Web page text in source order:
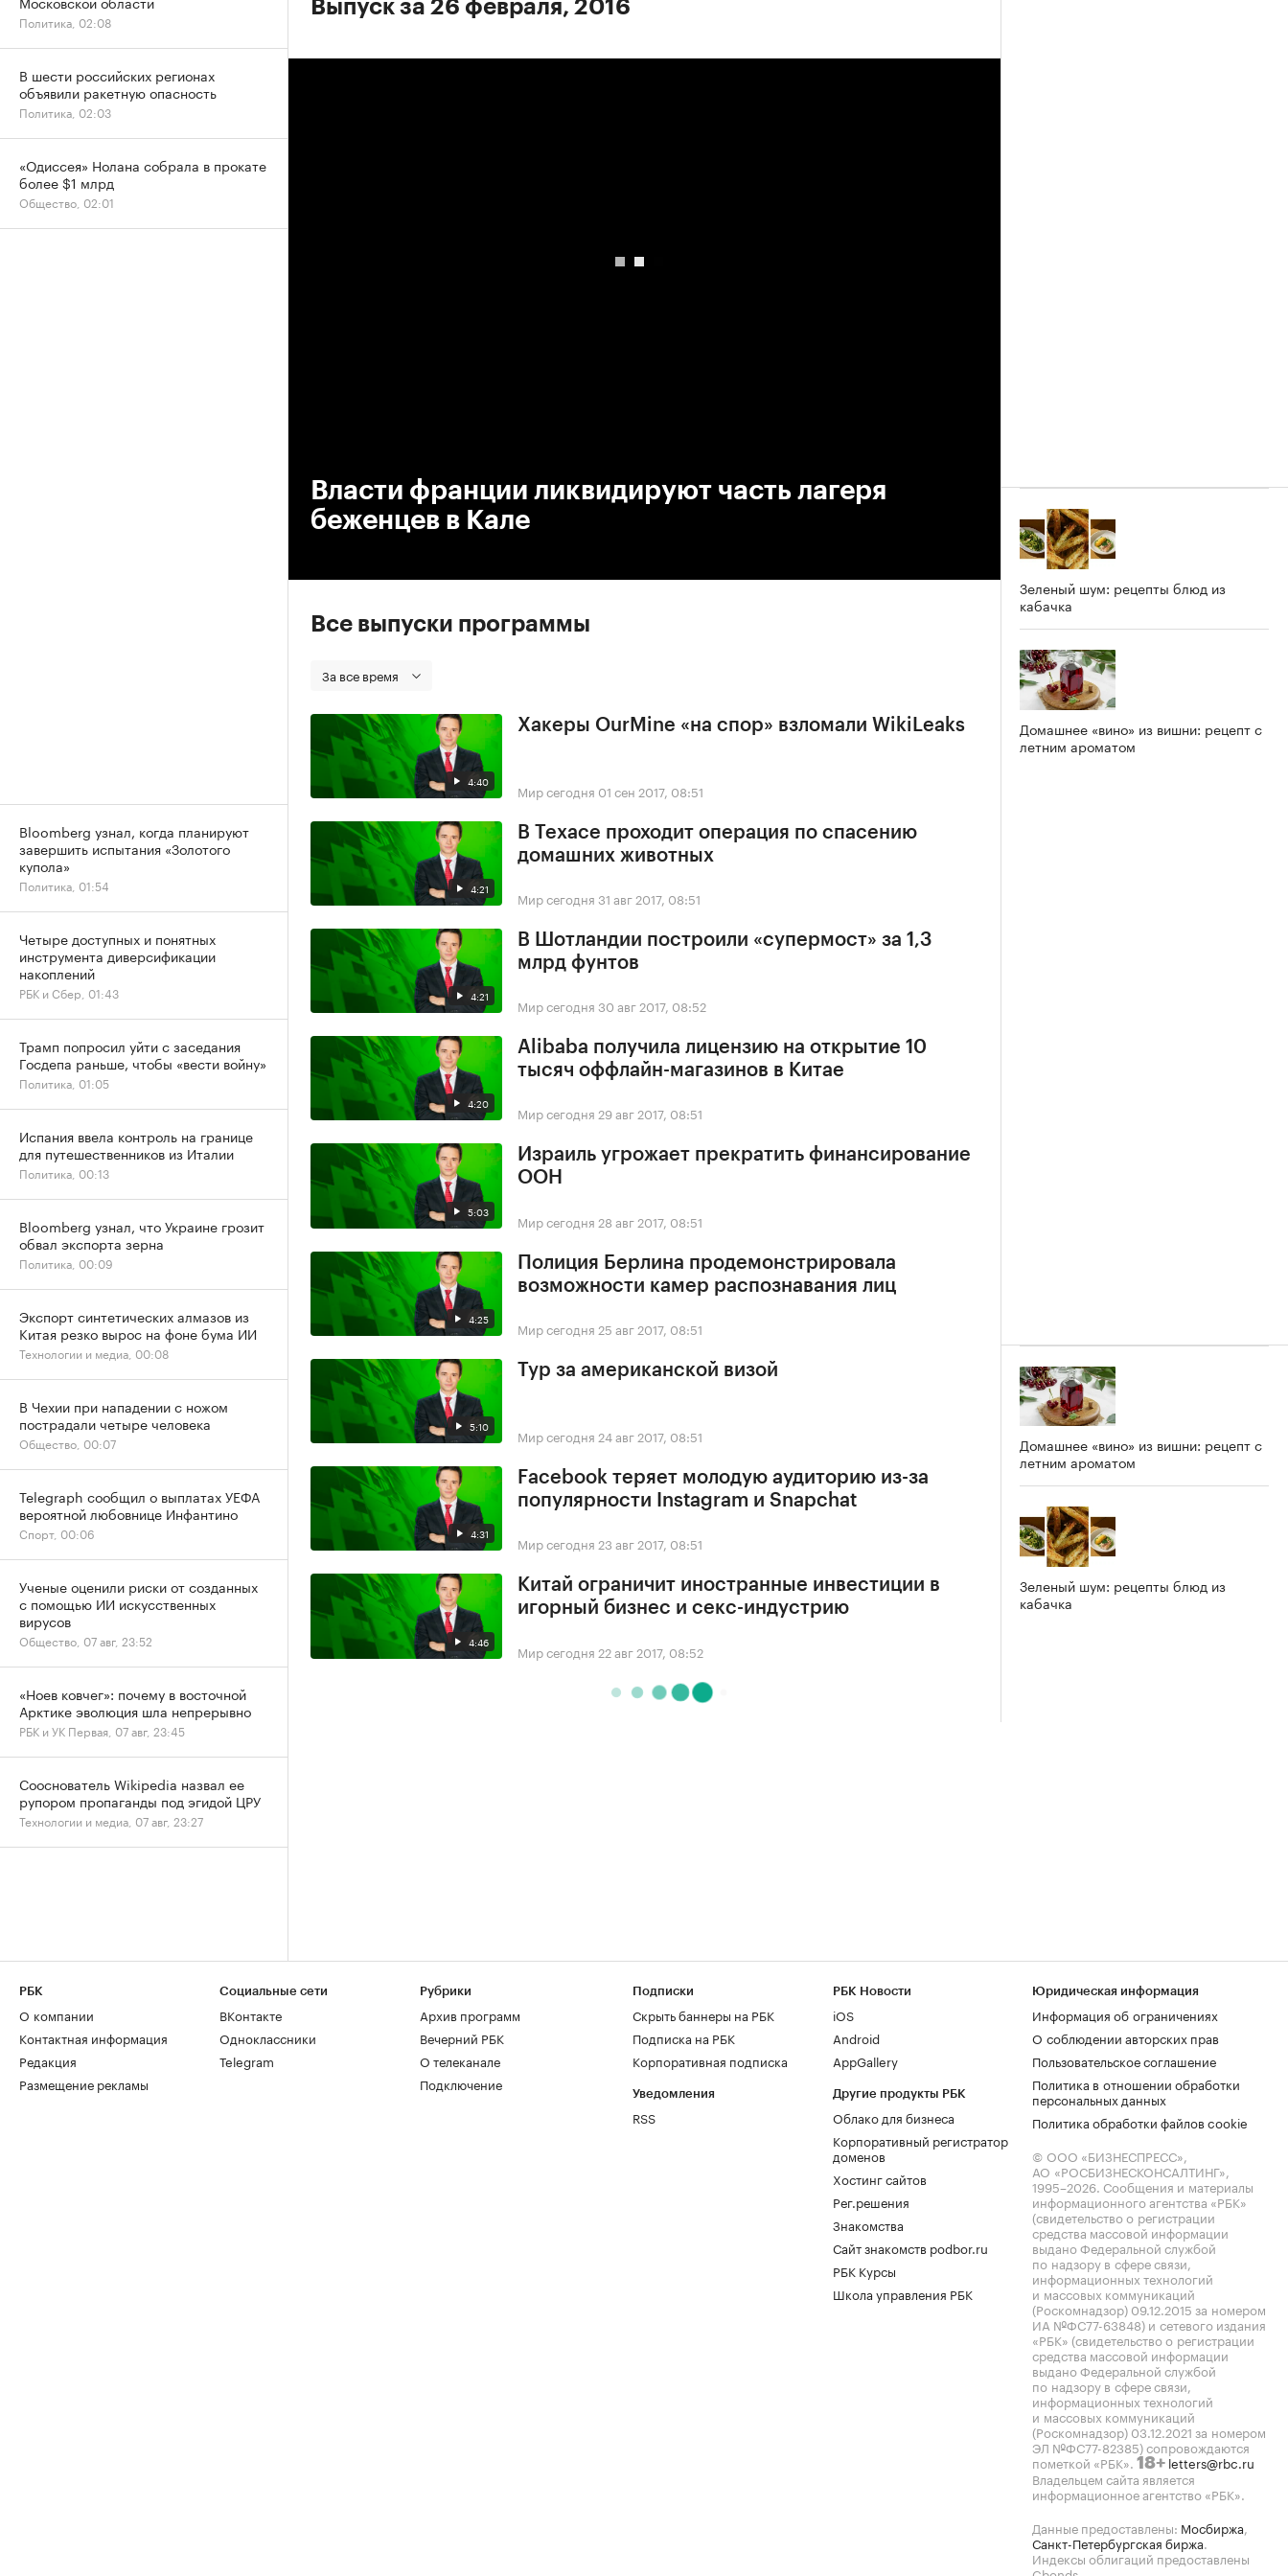
Выпуск за 26 февраля, 2016
Власти франции ликвидируют часть лагеря
беженцев в Кале
Все выпуски программы
За все время
4:40
Хакеры OurMine «на спор» взломали WikiLeaks
Мир сегодня 01 сен 2017, 08:51
4:21
В Техасе проходит операция по спасению
домашних животных
Мир сегодня 31 авг 2017, 08:51
4:21
В Шотландии построили «супермост» за 1,3
млрд фунтов
Мир сегодня 30 авг 2017, 08:52
4:20
Alibaba получила лицензию на открытие 10
тысяч оффлайн-магазинов в Китае
Мир сегодня 29 авг 2017, 08:51
5:03
Израиль угрожает прекратить финансирование
ООН
Мир сегодня 28 авг 2017, 08:51
4:25
Полиция Берлина продемонстрировала
возможности камер распознавания лиц
Мир сегодня 25 авг 2017, 08:51
5:10
Тур за американской визой
Мир сегодня 24 авг 2017, 08:51
4:31
Facebook теряет молодую аудиторию из-за
популярности Instagram и Snapchat
Мир сегодня 23 авг 2017, 08:51
4:46
Китай ограничит иностранные инвестиции в
игорный бизнес и секс-индустрию
Мир сегодня 22 авг 2017, 08:52
Зеленый шум: рецепты блюд из
кабачка
Домашнее «вино» из вишни: рецепт с
летним ароматом
Домашнее «вино» из вишни: рецепт с
летним ароматом
Зеленый шум: рецепты блюд из
кабачка
Политика, 02:08
В шести российских регионах
объявили ракетную опасность
Политика, 02:03
«Одиссея» Нолана собрала в прокате
более $1 млрд
Общество, 02:01
Bloomberg узнал, когда планируют
завершить испытания «Золотого
купола»
Политика, 01:54
Четыре доступных и понятных
инструмента диверсификации
накоплений
РБК и Сбер, 01:43
Трамп попросил уйти с заседания
Госдепа раньше, чтобы «вести войну»
Политика, 01:05
Испания ввела контроль на границе
для путешественников из Италии
Политика, 00:13
Bloomberg узнал, что Украине грозит
обвал экспорта зерна
Политика, 00:09
Экспорт синтетических алмазов из
Китая резко вырос на фоне бума ИИ
Технологии и медиа, 00:08
В Чехии при нападении с ножом
пострадали четыре человека
Общество, 00:07
Telegraph сообщил о выплатах УЕФА
вероятной любовнице Инфантино
Спорт, 00:06
Ученые оценили риски от созданных
с помощью ИИ искусственных
вирусов
Общество, 07 авг, 23:52
«Ноев ковчег»: почему в восточной
Арктике эволюция шла непрерывно
РБК и УК Первая, 07 авг, 23:45
Сооснователь Wikipedia назвал ее
рупором пропаганды под эгидой ЦРУ
Технологии и медиа, 07 авг, 23:27
РБК
О компании
Контактная информация
Редакция
Размещение рекламы
Социальные сети
ВКонтакте
Одноклассники
Telegram
Рубрики
Архив программ
Вечерний РБК
О телеканале
Подключение
Подписки
Скрыть баннеры на РБК
Подписка на РБК
Корпоративная подписка
Уведомления
RSS
РБК Новости
iOS
Android
AppGallery
Другие продукты РБК
Облако для бизнеса
Корпоративный регистратор
доменов
Хостинг сайтов
Рег.решения
Знакомства
Сайт знакомств podbor.ru
РБК Курсы
Школа управления РБК
Юридическая информация
Информация об ограничениях
О соблюдении авторских прав
Пользовательское соглашение
Политика в отношении обработки
персональных данных
Политика обработки файлов cookie
© ООО «БИЗНЕСПРЕСС»,
АО «РОСБИЗНЕСКОНСАЛТИНГ»,
1995–2026. Сообщения и материалы
информационного агентства «РБК»
(свидетельство о регистрации
средства массовой информации
выдано Федеральной службой
по надзору в сфере связи,
информационных технологий
и массовых коммуникаций
(Роскомнадзор) 09.12.2015 за номером
ИА №ФС77-63848) и сетевого издания
«РБК» (свидетельство о регистрации
средства массовой информации
выдано Федеральной службой
по надзору в сфере связи,
информационных технологий
и массовых коммуникаций
(Роскомнадзор) 03.12.2021 за номером
ЭЛ №ФС77-82385) сопровождаются
пометкой «РБК». 18+ letters@rbc.ru
Владельцем сайта является
информационное агентство «РБК».
Данные предоставлены: Мосбиржа,
Санкт-Петербургская биржа.
Индексы облигаций предоставлены